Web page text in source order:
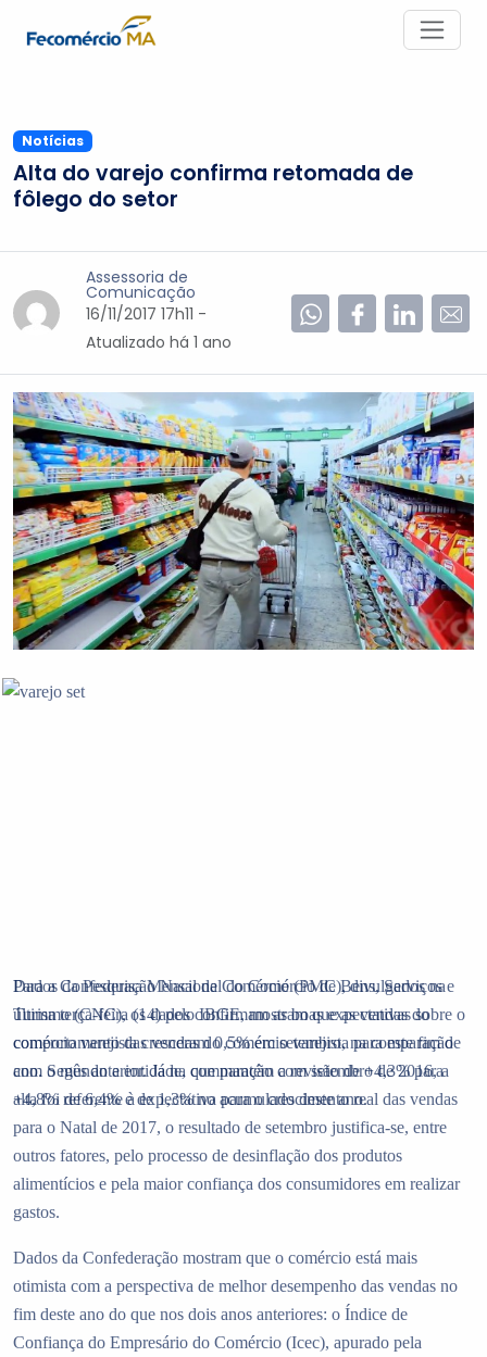
Notícias
Alta do varejo confirma retomada de
fôlego do setor
Assessoria de
Comunicação
16/11/2017 17h11 -
Atualizado há 1 ano
Dados da Pesquisa Mensal de Comércio (PMC), divulgados na
última terça-feira (14) pelo IBGE, mostram que as vendas do
comércio varejista cresceram 0,5% em setembro, na comparação
com o mês anterior. Já na comparação com setembro de 2016, a
alta foi de 6,4% e de 1,3% no acumulado deste ano.
Para a Confederação Nacional do Comércio de Bens, Serviços e
Turismo (CNC), os dados confirmam as boas expectativas sobre o
comportamento das vendas do comércio varejista para este fim de
ano. Segundo a entidade, que mantém a revisão de +4,3% para
+4,8% referente à expectativa para o crescimento real das vendas
para o Natal de 2017, o resultado de setembro justifica-se, entre
outros fatores, pelo processo de desinflação dos produtos
alimentícios e pela maior confiança dos consumidores em realizar
gastos.
Dados da Confederação mostram que o comércio está mais
otimista com a perspectiva de melhor desempenho das vendas no
fim deste ano do que nos dois anos anteriores: o Índice de
Confiança do Empresário do Comércio (Icec), apurado pela